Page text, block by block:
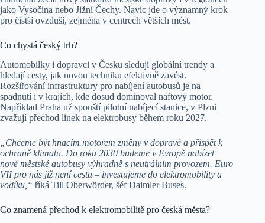
jako Vysočina nebo Jižní Čechy. Navíc jde o významný krok
pro čistší ovzduší, zejména v centrech větších měst.
Co chystá český trh?
Automobilky i dopravci v Česku sledují globální trendy a
hledají cesty, jak novou techniku efektivně zavést.
Rozšiřování infrastruktury pro nabíjení autobusů je na
spadnutí i v krajích, kde dosud dominoval naftový motor.
Například Praha už spouští pilotní nabíjecí stanice, v Plzni
zvažují přechod linek na elektrobusy během roku 2027.
„Chceme být hnacím motorem změny v dopravě a přispět k
ochraně klimatu. Do roku 2030 budeme v Evropě nabízet
nové městské autobusy výhradně s neutrálním provozem. Euro
VII pro nás již není cesta – investujeme do elektromobility a
vodíku,“ říká Till Oberwörder, šéf Daimler Buses.
Co znamená přechod k elektromobilitě pro česká města?